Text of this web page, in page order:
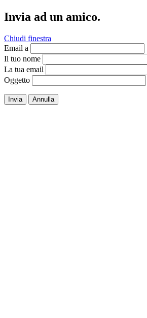
Invia ad un amico.
Chiudi finestra
Email a
Il tuo nome
La tua email
Oggetto
Invia Annulla